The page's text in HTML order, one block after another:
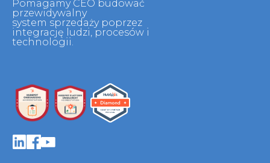
Pomagamy CEO budować
przewidywalny
system sprzedaży poprzez
integrację ludzi, procesów i
technologii.